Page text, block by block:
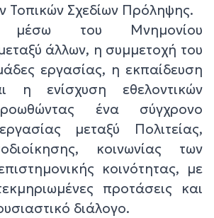
Τοπικών Σχεδίων Πρόληψης.
μέσω του Μνημονίου
άλλων, η συμμετοχή του
εργασίας, η εκπαίδευση
η ενίσχυση εθελοντικών
ένα σύγχρονο
μεταξύ Πολιτείας,
κοινωνίας των
κοινότητας, με
προτάσεις και
διάλογο.